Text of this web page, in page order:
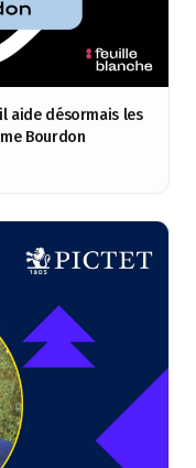
il aide désormais les
Bourdon